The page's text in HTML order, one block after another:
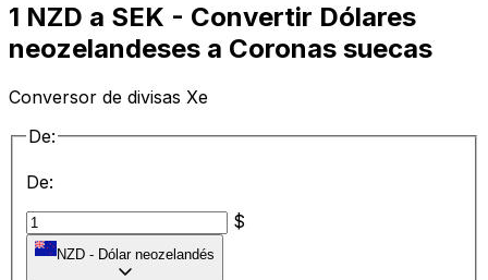
1 NZD a SEK - Convertir Dólares
neozelandeses a Coronas suecas
Conversor de divisas Xe
De:
De:
$
NZD - Dólar neozelandés